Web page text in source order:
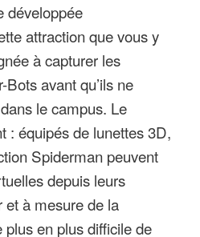
développée
attraction que vous y
à capturer les
avant qu’ils ne
le campus. Le
: équipés de lunettes 3D,
Spiderman peuvent
depuis leurs
et à mesure de la
en plus difficile de